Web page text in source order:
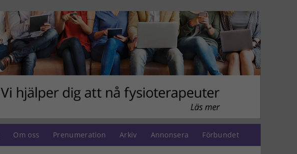
Om oss Prenumeration Arkiv Annonsera Förbundet